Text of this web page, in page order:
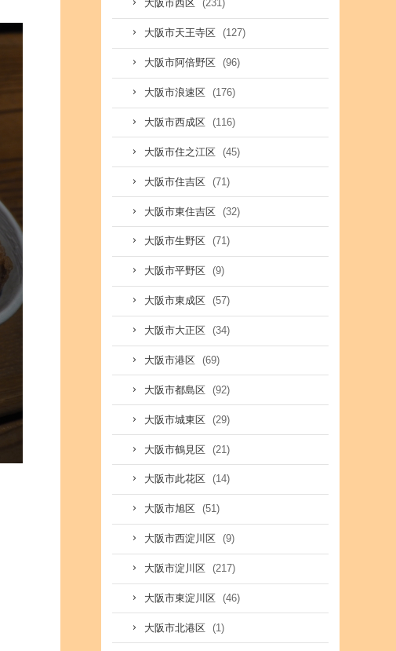
大阪市西区 (231)
大阪市天王寺区 (127)
大阪市阿倍野区 (96)
大阪市浪速区 (176)
大阪市西成区 (116)
大阪市住之江区 (45)
大阪市住吉区 (71)
大阪市東住吉区 (32)
大阪市生野区 (71)
大阪市平野区 (9)
大阪市東成区 (57)
大阪市大正区 (34)
大阪市港区 (69)
大阪市都島区 (92)
大阪市城東区 (29)
大阪市鶴見区 (21)
大阪市此花区 (14)
大阪市旭区 (51)
大阪市西淀川区 (9)
大阪市淀川区 (217)
大阪市東淀川区 (46)
大阪市北港区 (1)